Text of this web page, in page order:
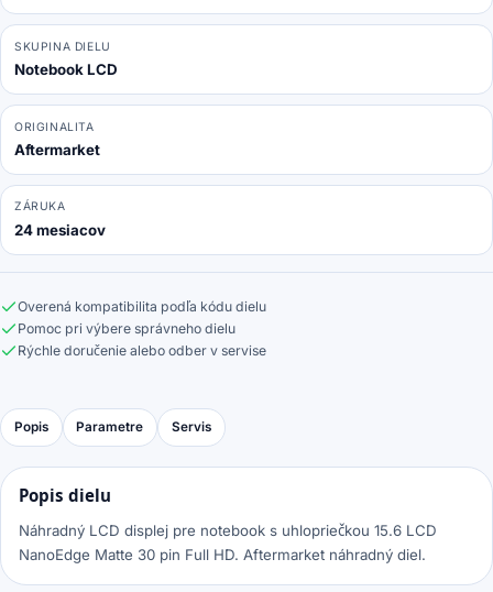
SKUPINA DIELU
Notebook LCD
ORIGINALITA
Aftermarket
ZÁRUKA
24 mesiacov
Overená kompatibilita podľa kódu dielu
Pomoc pri výbere správneho dielu
Rýchle doručenie alebo odber v servise
Popis Parametre Servis
Popis dielu
Náhradný LCD displej pre notebook s uhlopriečkou 15.6 LCD
NanoEdge Matte 30 pin Full HD. Aftermarket náhradný diel.